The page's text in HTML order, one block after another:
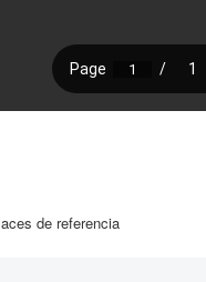
de referencia